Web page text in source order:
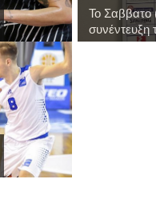
Το Σαββατο
συνέντευξη